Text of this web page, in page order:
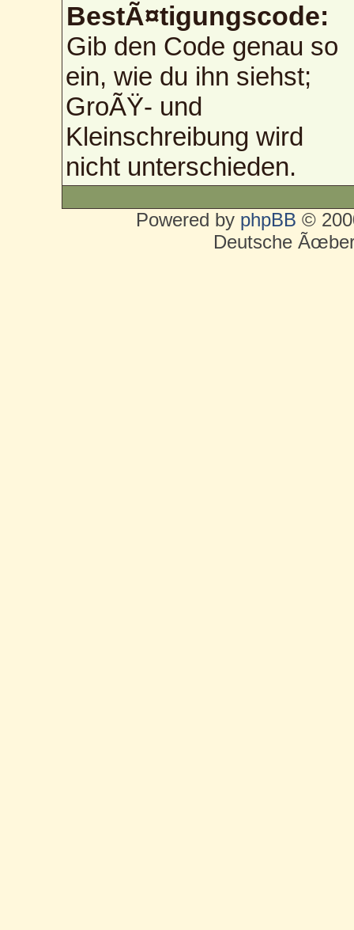
BestÃ¤tigungscode:
Gib den Code genau so
ein, wie du ihn siehst;
GroÃŸ- und
Kleinschreibung wird
nicht unterschieden.
Powered by phpBB ©
Deutsche